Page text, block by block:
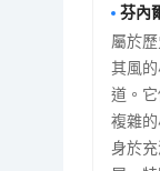
芬內
屬於
其風
道。
複雜
身於